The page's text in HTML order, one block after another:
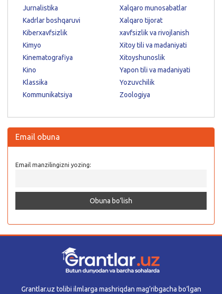
Jurnalistika
Kadrlar boshqaruvi
Kiberxavfsizlik
Kimyo
Kinematografiya
Kino
Klassika
Kommunikatsiya
Xalqaro munosabatlar
Xalqaro tijorat
xavfsizlik va rivojlanish
Xitoy tili va madaniyati
Xitoyshunoslik
Yapon tili va madaniyati
Yozuvchilik
Zoologiya
Email obuna
Email manzilingizni yozing:
Grantlar.uz tolibi ilmlarga mashriqdan mag’ribgacha bo’lgan